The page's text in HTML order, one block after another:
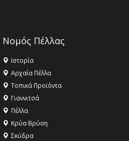
Νομός Πέλλας
Ιστορία
Αρχαία Πέλλα
Τοπικά Προϊόντα
Γιαννιτσά
Πέλλα
Κρύα Βρύση
Σκύδρα